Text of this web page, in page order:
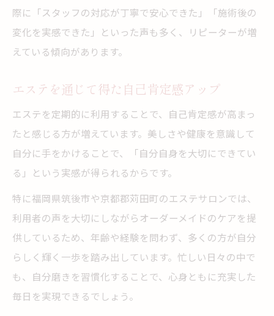
際に「スタッフの対応が丁寧で安心できた」「施術後の
変化を実感できた」といった声も多く、リピーターが増
えている傾向があります。
エステを通じて得た自己肯定感アップ
エステを定期的に利用することで、自己肯定感が高まっ
たと感じる方が増えています。美しさや健康を意識して
自分に手をかけることで、「自分自身を大切にできてい
る」という実感が得られるからです。
特に福岡県筑後市や京都郡苅田町のエステサロンでは、
利用者の声を大切にしながらオーダーメイドのケアを提
供しているため、年齢や経験を問わず、多くの方が自分
らしく輝く一歩を踏み出しています。忙しい日々の中で
も、自分磨きを習慣化することで、心身ともに充実した
毎日を実現できるでしょう。